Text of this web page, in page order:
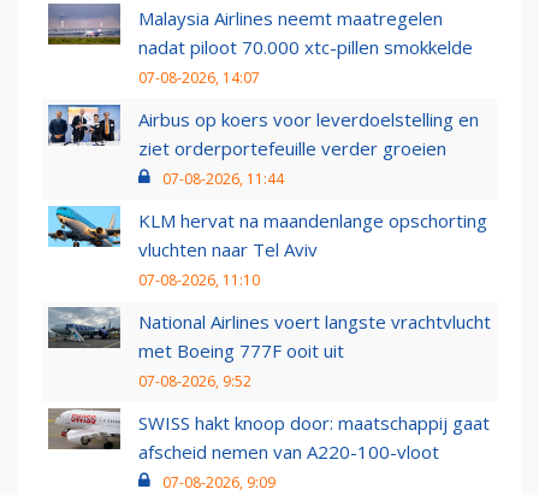
Malaysia Airlines neemt maatregelen
nadat piloot 70.000 xtc-pillen smokkelde
07-08-2026, 14:07
Airbus op koers voor leverdoelstelling en
ziet orderportefeuille verder groeien
07-08-2026, 11:44
KLM hervat na maandenlange opschorting
vluchten naar Tel Aviv
07-08-2026, 11:10
National Airlines voert langste vrachtvlucht
met Boeing 777F ooit uit
07-08-2026, 9:52
SWISS hakt knoop door: maatschappij gaat
afscheid nemen van A220-100-vloot
07-08-2026, 9:09